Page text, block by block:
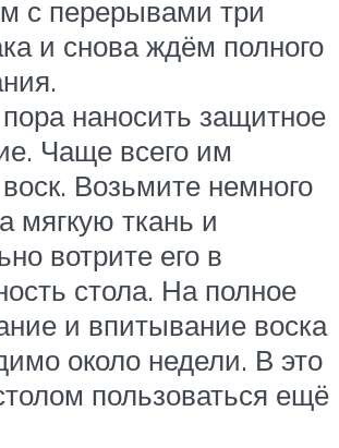
с перерывами три
и снова ждём полного
наносить защитное
Чаще всего им
Возьмите немного
мягкую ткань и
вотрите его в
стола. На полное
и впитывание воска
около недели. В это
пользоваться ещё